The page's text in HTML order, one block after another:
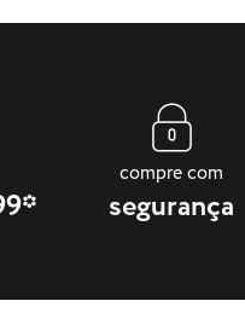
compre com
segurança